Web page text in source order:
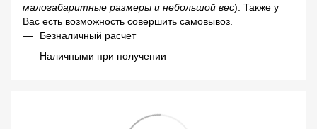
малогабаритные размеры и небольшой вес). Также у
Вас есть возможность совершить самовывоз.
Безналичный расчет
Наличными при получении